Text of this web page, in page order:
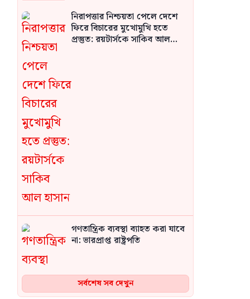
নিরাপত্তার নিশ্চয়তা পেলে দেশে
ফিরে বিচারের মুখোমুখি হতে
প্রস্তুত: রয়টার্সকে সাকিব আল
গণতান্ত্রিক ব্যবস্থা ব্যাহত করা যাবে
না: ভারপ্রাপ্ত রাষ্ট্রপতি
সর্বশেষ সব দেখুন